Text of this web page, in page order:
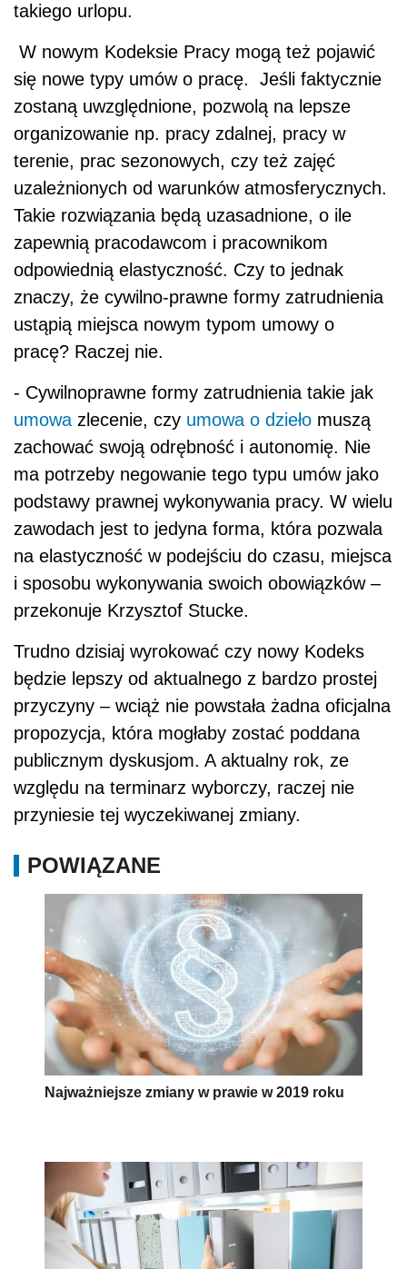
takiego urlopu.
W nowym Kodeksie Pracy mogą też pojawić
się nowe typy umów o pracę. Jeśli faktycznie
zostaną uwzględnione, pozwolą na lepsze
organizowanie np. pracy zdalnej, pracy w
terenie, prac sezonowych, czy też zajęć
uzależnionych od warunków atmosferycznych.
Takie rozwiązania będą uzasadnione, o ile
zapewnią pracodawcom i pracownikom
odpowiednią elastyczność. Czy to jednak
znaczy, że cywilno-prawne formy zatrudnienia
ustąpią miejsca nowym typom umowy o
pracę? Raczej nie.
- Cywilnoprawne formy zatrudnienia takie jak
umowazlecenie, czy umowa o dzieło muszą
zachować swoją odrębność i autonomię. Nie
ma potrzeby negowanie tego typu umów jako
podstawy prawnej wykonywania pracy. W wielu
zawodach jest to jedyna forma, która pozwala
na elastyczność w podejściu do czasu, miejsca
i sposobu wykonywania swoich obowiązków –
przekonuje Krzysztof Stucke.
Trudno dzisiaj wyrokować czy nowy Kodeks
będzie lepszy od aktualnego z bardzo prostej
przyczyny – wciąż nie powstała żadna oficjalna
propozycja, która mogłaby zostać poddana
publicznym dyskusjom. A aktualny rok, ze
względu na terminarz wyborczy, raczej nie
przyniesie tej wyczekiwanej zmiany.
POWIĄZANE
Najważniejsze zmiany w prawie w 2019 roku